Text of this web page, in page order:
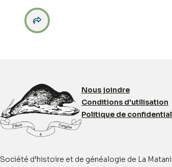

Nous joindre
Conditions d'utilisation
Politique de
Société d’histoire et de généalogie de La